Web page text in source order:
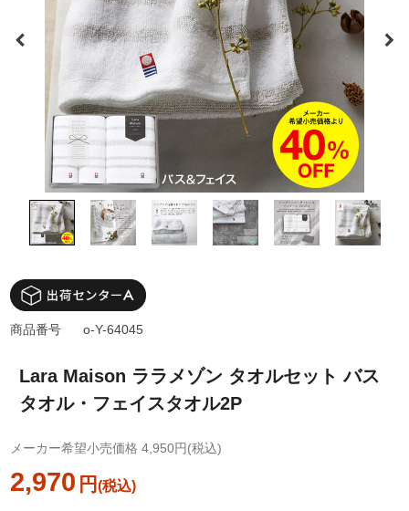
Lara Maison ララメゾン タオルセット バス
タオル・フェイスタオル2P
メーカー希望小売価格 4,950円(税込)
2,970 円
商品番号 o-Y-64045